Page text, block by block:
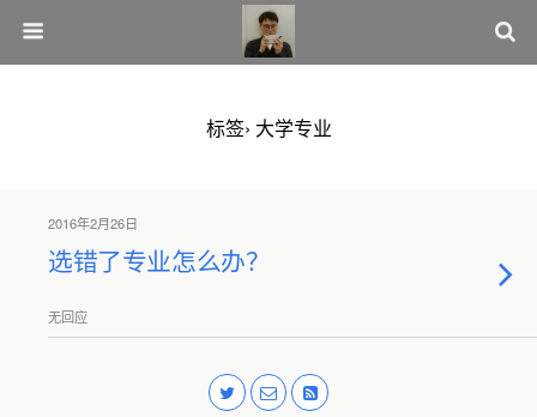
标签› 大学专业
2016年2月26日
选错了专业怎么办？
无回应